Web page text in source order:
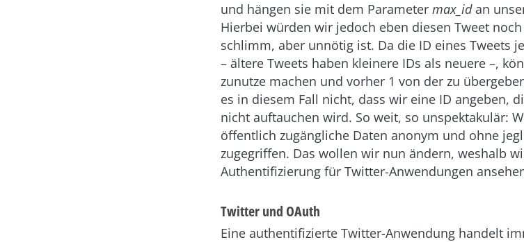
und hängen sie mit dem Parameter max_idan
Hierbei würden wir jedoch eben diesen Tweet
schlimm, aber unnötig ist. Da die ID eines Tweets
– ältere Tweets haben kleinere IDs als neuere –,
zunutze machen und vorher 1 von der zu
es in diesem Fall nicht, dass wir eine ID angeben,
nicht auftauchen wird. So weit, so unspektakulär:
öffentlich zugängliche Daten anonym und ohne
zugegriffen. Das wollen wir nun ändern, weshalb
Authentifizierung für Twitter-Anwendungen
Twitter und OAuth
Eine authentifizierte Twitter-Anwendung handelt